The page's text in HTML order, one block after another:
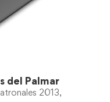
del Palmar
2013,